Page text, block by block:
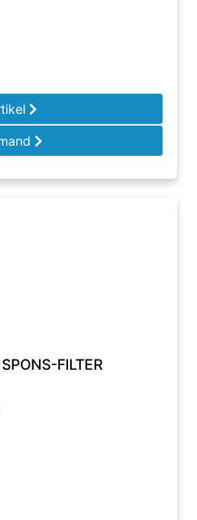
FILTER